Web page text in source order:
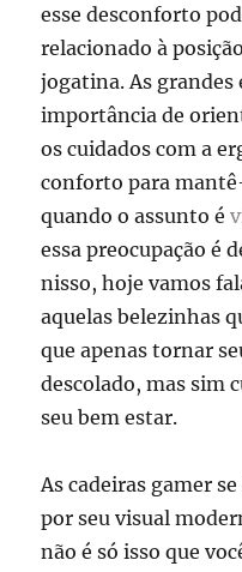
esse desconforto
relacionado à
jogatina. As grandes
importância de
os cuidados com a
conforto para
quando o assunto é
essa preocupação é
nisso, hoje vamos
aquelas belezinhas
que apenas tornar
descolado, mas sim
seu bem estar.
As cadeiras gamer
por seu visual
não é só isso que